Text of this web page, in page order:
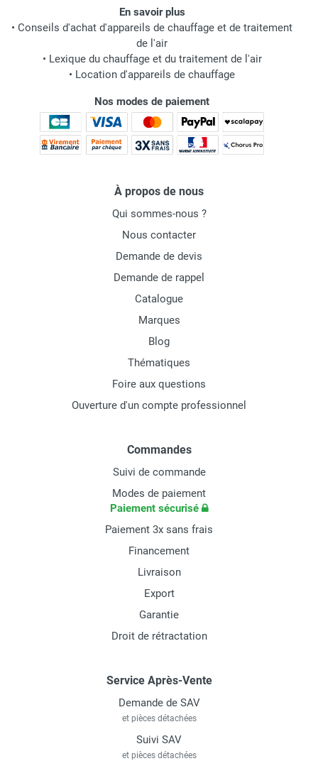
En savoir plus
• Conseils d'achat d'appareils de chauffage et de traitement
de l'air
• Lexique du chauffage et du traitement de l'air
• Location d'appareils de chauffage
Nos modes de paiement
À propos de nous
Qui sommes-nous ?
Nous contacter
Demande de devis
Demande de rappel
Catalogue
Marques
Blog
Thématiques
Foire aux questions
Ouverture d'un compte professionnel
Commandes
Suivi de commande
Modes de paiement
Paiement sécurisé
Paiement 3x sans frais
Financement
Livraison
Export
Garantie
Droit de rétractation
Service Après-Vente
Demande de SAV
et pièces détachées
Suivi SAV
et pièces détachées